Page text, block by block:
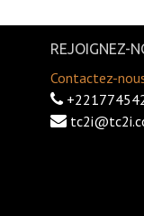
REJOIGNEZ-
Contactez-